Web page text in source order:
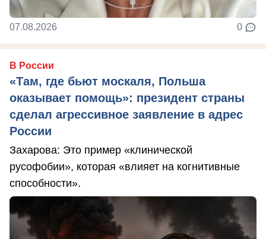
07.08.2026 0
В России
«Там, где бьют москаля, Польша
оказывает помощь»: президент страны
сделал агрессивное заявление в адрес
России
Захарова: Это пример «клинической
русофобии», которая «влияет на когнитивные
способности».